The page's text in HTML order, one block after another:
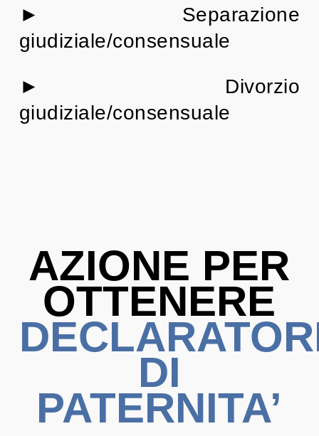
► Separazione
giudiziale/consensuale
► Divorzio
giudiziale/consensuale
AZIONE PER
OTTENERE
DI
PATERNITA’